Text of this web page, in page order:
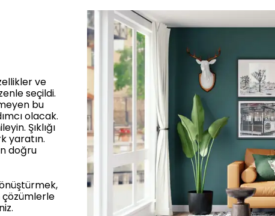
ve
seçildi.
bu
olacak.
Şıklığı
yaratın.
doğru
çözümlerle